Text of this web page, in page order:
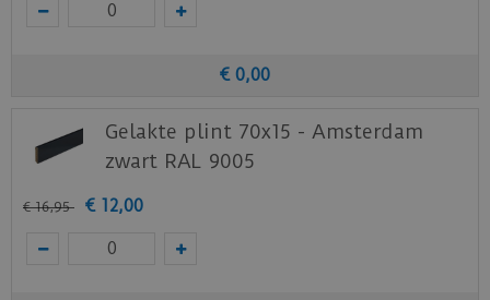
€ 0,00
Gelakte plint 70x15 - Amsterdam
zwart RAL 9005
€ 16,95 € 12,00